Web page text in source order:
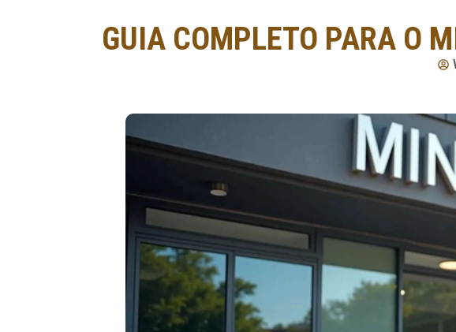
GUIA COMPLETO PARA O